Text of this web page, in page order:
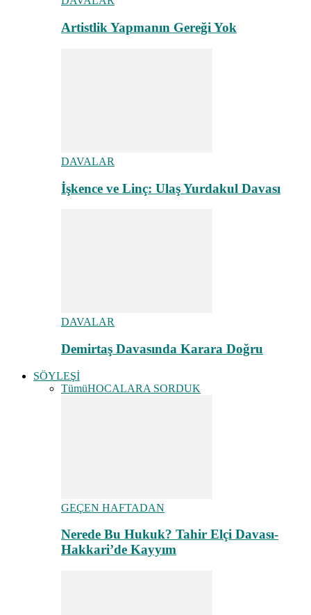
Artistlik Yapmanın Gereği Yok
DAVALAR
İşkence ve Linç: Ulaş Yurdakul Davası
DAVALAR
Demirtaş Davasında Karara Doğru
SÖYLEŞİ
TümüHOCALARA SORDUK
GEÇEN HAFTADAN
Nerede Bu Hukuk? Tahir Elçi Davası-
Hakkari’de Kayyım